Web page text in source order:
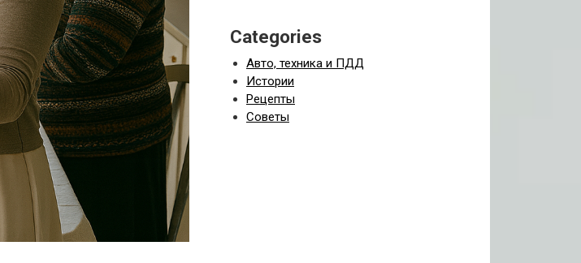
Categories
Авто, техника и ПДД
Истории
Рецепты
Советы